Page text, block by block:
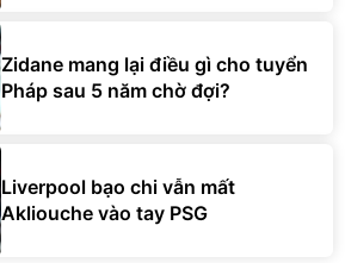
Zidane mang lại điều gì cho tuyển
Pháp sau 5 năm chờ đợi?
Liverpool bạo chi vẫn mất
Akliouche vào tay PSG